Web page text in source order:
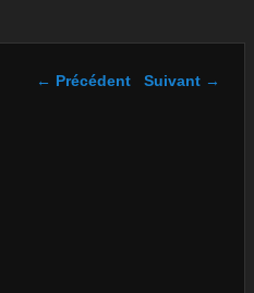
Navigation dans les
← Précédent Suivant →